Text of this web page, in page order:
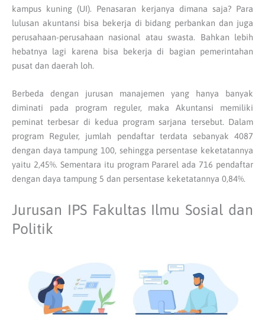
kampus kuning (UI). Penasaran kerjanya dimana saja? Para
lulusan akuntansi bisa bekerja di bidang perbankan dan juga
perusahaan-perusahaan nasional atau swasta. Bahkan lebih
hebatnya lagi karena bisa bekerja di bagian pemerintahan
pusat dan daerah loh.
Berbeda dengan jurusan manajemen yang hanya banyak
diminati pada program reguler, maka Akuntansi memiliki
peminat terbesar di kedua program sarjana tersebut. Dalam
program Reguler, jumlah pendaftar terdata sebanyak 4087
dengan daya tampung 100, sehingga persentase keketatannya
yaitu 2,45%. Sementara itu program Pararel ada 716 pendaftar
dengan daya tampung 5 dan persentase keketatannya 0,84%.
Jurusan IPS Fakultas Ilmu Sosial dan
Politik